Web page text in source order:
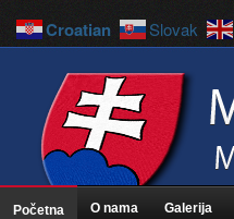
Početna O nama Galerija
Croatian Slovak